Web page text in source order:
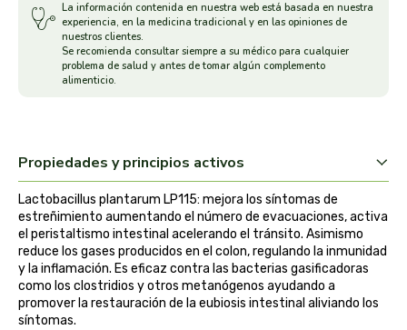
La información contenida en nuestra web está basada en nuestra
experiencia, en la medicina tradicional y en las opiniones de
nuestros clientes.
Se recomienda consultar siempre a su médico para cualquier
problema de salud y antes de tomar algún complemento
alimenticio.
Propiedades y principios activos
Lactobacillus plantarum LP115: mejora los síntomas de
estreñimiento aumentando el número de evacuaciones, activa
el peristaltismo intestinal acelerando el tránsito. Asimismo
reduce los gases producidos en el colon, regulando la inmunidad
y la inflamación. Es eficaz contra las bacterias gasificadoras
como los clostridios y otros metanógenos ayudando a
promover la restauración de la eubiosis intestinal aliviando los
síntomas.
armonia
arnidol
artemis
arteoliva
artesania agricola
auma adhy